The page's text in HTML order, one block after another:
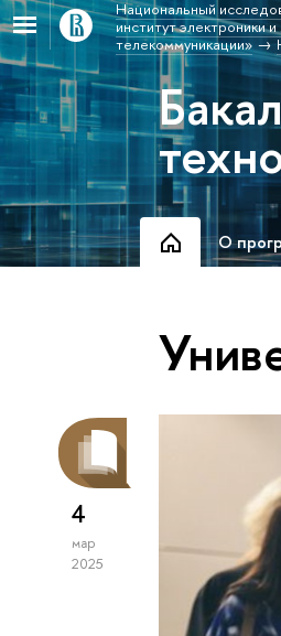
Национальный
институт электроники
телекоммуникации»
О
4
мар
2025